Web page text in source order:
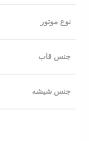
نوع موتور
جنس قاب
جنس شیشه